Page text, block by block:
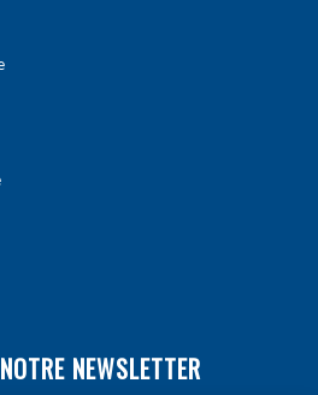
NEWSLETTER